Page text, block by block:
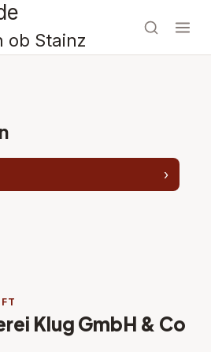
ob Stainz
›
Klug GmbH & Co